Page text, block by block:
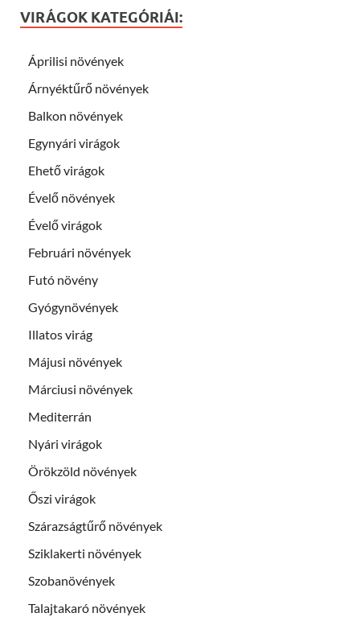
VIRÁGOK KATEGÓRIÁI:
Áprilisi növények
Árnyéktűrő növények
Balkon növények
Egynyári virágok
Ehető virágok
Évelő növények
Évelő virágok
Februári növények
Futó növény
Gyógynövények
Illatos virág
Májusi növények
Márciusi növények
Mediterrán
Nyári virágok
Örökzöld növények
Őszi virágok
Szárazságtűrő növények
Sziklakerti növények
Szobanövények
Talajtakaró növények